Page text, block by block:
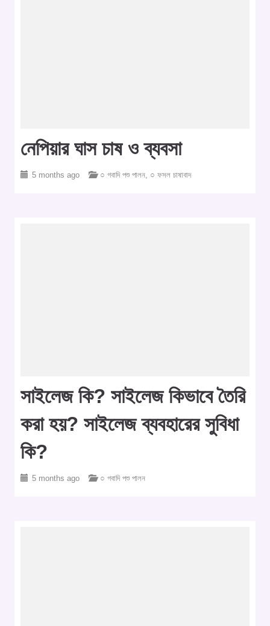
নেপিয়ার ঘাস চাষ ও ব্যবসা
5 months ago ○ গবাদি পশু পালন ○ ফসল চাষাবাদ
সাইলেজ কি? সাইলেজ কিভাবে তৈরি
করা হয়? সাইলেজ ব্যবহারের সুবিধা
কি?
5 months ago ○ গবাদি পশু পালন